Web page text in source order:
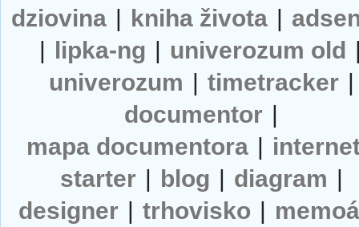
dziovina | kniha života |
| lipka-ng | univerozum old
univerozum | timetracker |
documentor |
mapa documentora |
starter | blog | diagram |
designer | trhovisko |